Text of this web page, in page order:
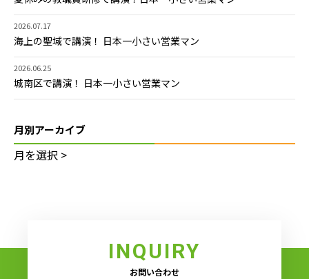
2026.07.17
海上の聖域で講演！ 日本一小さい営業マン
2026.06.25
城南区で講演！ 日本一小さい営業マン
月別アーカイブ
INQUIRY
お問い合わせ